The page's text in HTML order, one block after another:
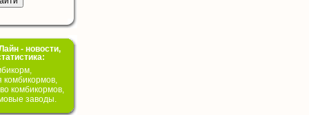
- новости,
комбикормов,
комбикормов,
заводы.